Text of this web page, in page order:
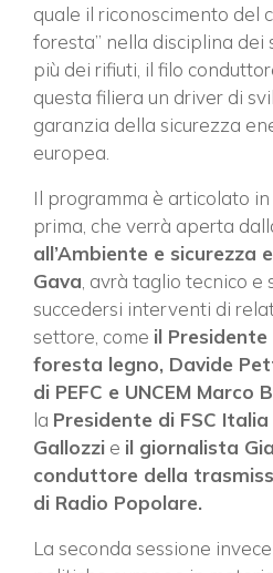
quale il riconoscimento del
foresta” nella disciplina
più dei rifiuti, il filo
questa filiera un driver di
garanzia della sicurezza
europea.
Il programma è articolato in
prima, che verrà aperta
all’Ambiente e sicurezza
Gava , avrà taglio tecnico
succedersi interventi di
settore, come il
foresta legno, Davide
di PEFC e UNCEM Marco
la Presidente di FSC
Gallozzi e il giornalista
conduttore della
di Radio Popolare.
La seconda sessione